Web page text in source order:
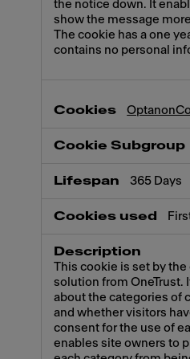
the notice down. It
show the message
The cookie has a one
contains no personal
365 Days
This cookie is set by
solution from OneTrust.
about the categories of
and whether visitors
consent for the use of
enables site owners to